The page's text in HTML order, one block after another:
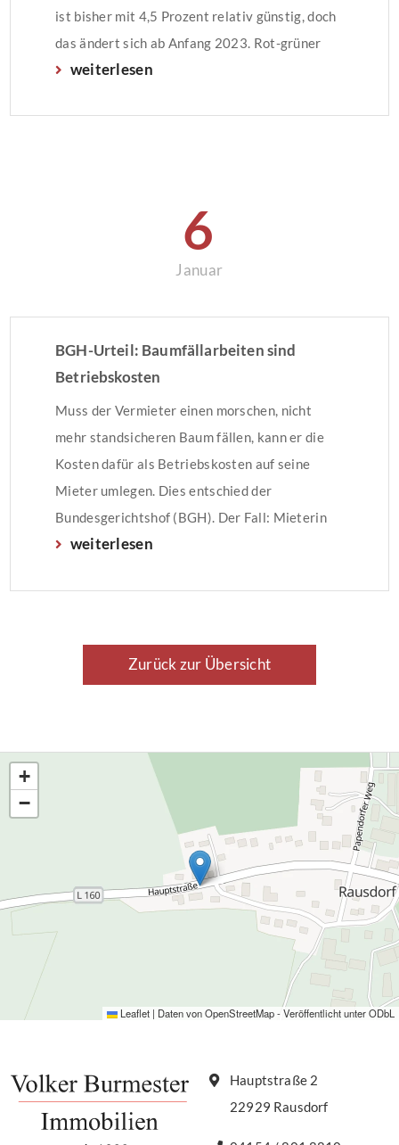
ist bisher mit 4,5 Prozent relativ günstig, doch
das ändert sich ab Anfang 2023. Rot-grüner
Senat beschließt Erhöhung „Mit der im
weiterlesen
6
Januar
BGH-Urteil: Baumfällarbeiten sind
Betriebskosten
Muss der Vermieter einen morschen, nicht
mehr standsicheren Baum fällen, kann er die
Kosten dafür als Betriebskosten auf seine
Mieter umlegen. Dies entschied der
Bundesgerichtshof (BGH). Der Fall: Mieterin
verlangt Betriebskosten zurück Die
weiterlesen
Zurück zur Übersicht
+
−
Leaflet | Daten vonOpenStreetMap- Veröffentlicht unterODbL
Hauptstraße 2
22929 Rausdorf